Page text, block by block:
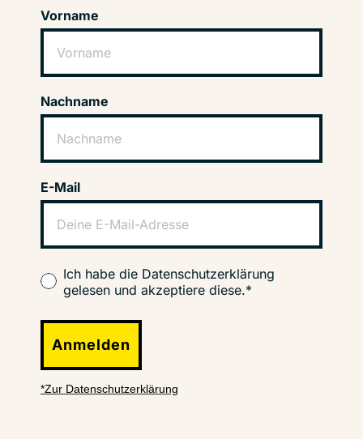
Vorname
Nachname
E-Mail
Ich habe die Datenschutzerklärung
gelesen und akzeptiere diese.*
Anmelden
*Zur Datenschutzerklärung